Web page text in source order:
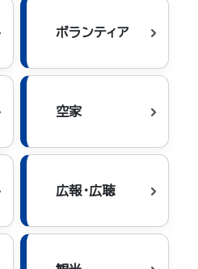
ボランティア
空家
広報・広聴